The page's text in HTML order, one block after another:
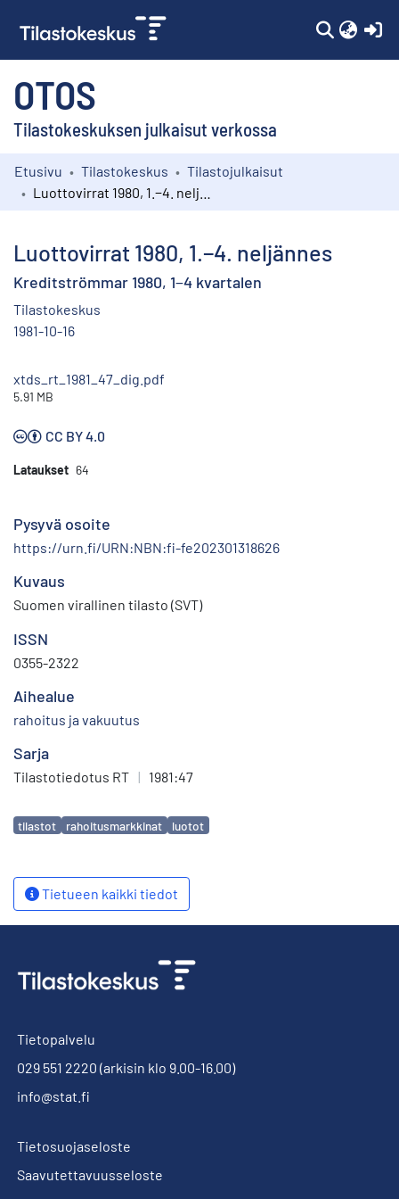
OTOS
Tilastokeskuksen julkaisut verkossa
Kokoelmat
Etusivu Tilastokeskus
Tilastojulkaisut
Luottovirrat 1980, 1.−4. neljännes
Kreditströmmar 1980, 1−4 kvartalen
Tilastokeskus
1981-10-16
xtds_rt_1981_47_dig.pdf
5.91 MB
CC BY 4.0
Lataukset 64
Pysyvä osoite
https://urn.fi/URN:NBN:fi-fe202301318626
Kuvaus
Suomen virallinen tilasto (SVT)
ISSN
0355-2322
Aihealue
rahoitus ja vakuutus
Sarja
Tilastotiedotus RT | 1981:47
Avainsanat
tilastot rahoitusmarkkinat luotot
Tietueen kaikki tiedot
Tietopalvelu
029 551 2220 (arkisin klo 9.00-16.00)
info@stat.fi
Tietosuojaseloste
Saavutettavuusseloste